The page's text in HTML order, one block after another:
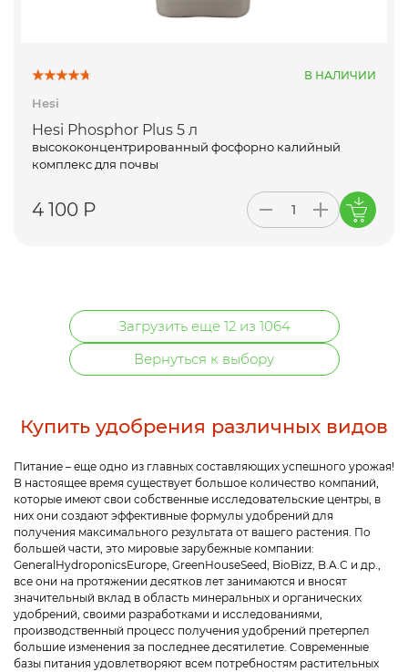
В НАЛИЧИИ
Hesi
Hesi Phosphor Plus 5 л
высококонцентрированный фосфорно калийный
комплекс для почвы
4 100 Р
Загрузить еще 12 из 1064
Вернуться к выбору
Купить удобрения различных видов
Питание – еще одно из главных составляющих успешного урожая!
В настоящее время существует большое количество компаний,
которые имеют свои собственные исследовательские центры, в
них они создают эффективные формулы удобрений для
получения максимального результата от вашего растения. По
большей части, это мировые зарубежные компании:
GeneralHydroponicsEurope, GreenHouseSeed, BioBizz, B.A.C и др.,
все они на протяжении десятков лет занимаются и вносят
значительный вклад в область минеральных и органических
удобрений, своими разработками и исследованиями,
производственный процесс получения удобрений претерпел
большие изменения за последнее десятилетие. Современные
базы питания удовлетворяют всем потребностям растительных